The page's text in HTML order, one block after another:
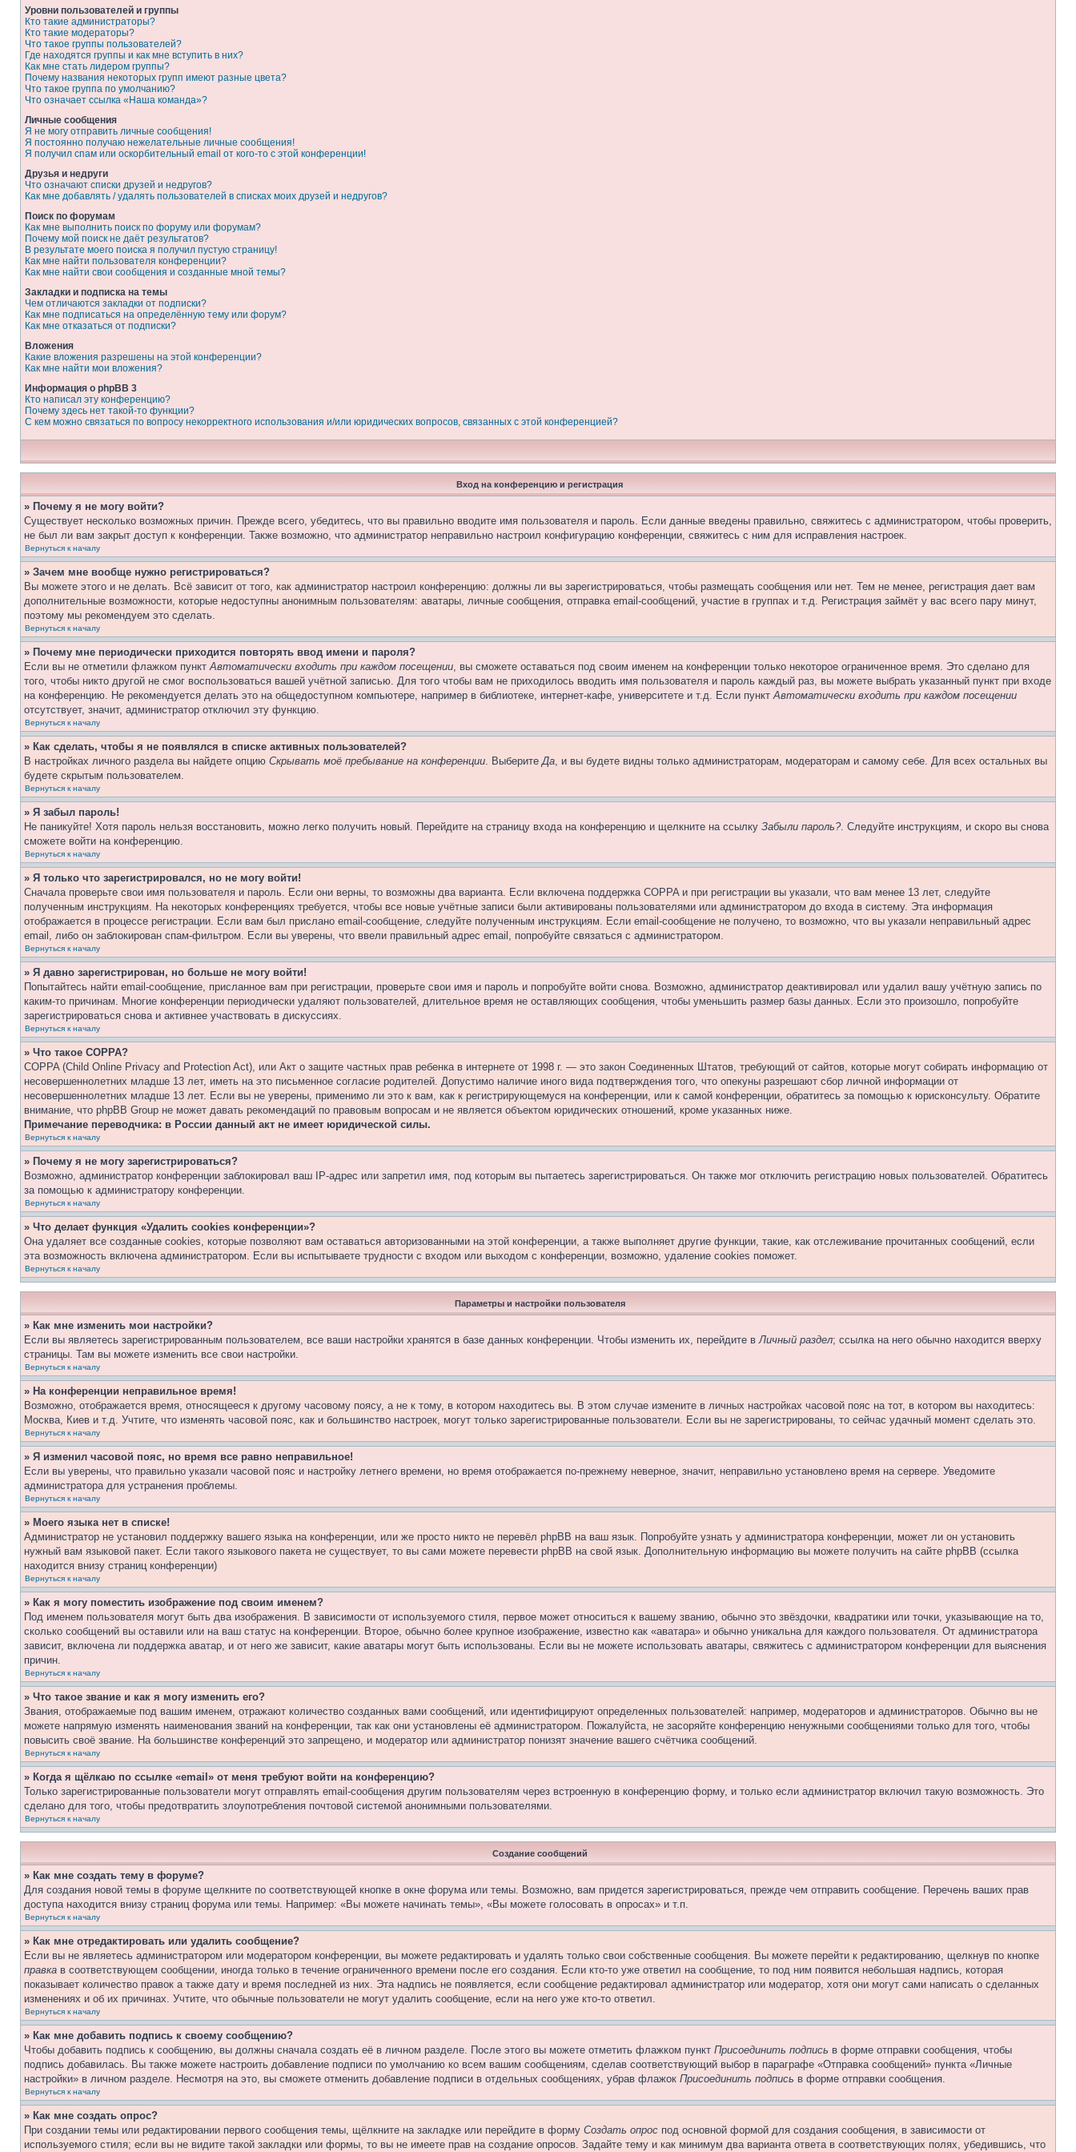
Уровни пользователей и группы
Кто такие администраторы?
Кто такие модераторы?
Что такое группы пользователей?
Где находятся группы и как мне вступить в них?
Как мне стать лидером группы?
Почему названия некоторых групп имеют разные цвета?
Что такое группа по умолчанию?
Что означает ссылка «Наша команда»?
Личные сообщения
Я не могу отправить личные сообщения!
Я постоянно получаю нежелательные личные сообщения!
Я получил спам или оскорбительный email от кого-то с этой конференции!
Друзья и недруги
Что означают списки друзей и недругов?
Как мне добавлять / удалять пользователей в списках моих друзей и недругов?
Поиск по форумам
Как мне выполнить поиск по форуму или форумам?
Почему мой поиск не даёт результатов?
В результате моего поиска я получил пустую страницу!
Как мне найти пользователя конференции?
Как мне найти свои сообщения и созданные мной темы?
Закладки и подписка на темы
Чем отличаются закладки от подписки?
Как мне подписаться на определённую тему или форум?
Как мне отказаться от подписки?
Вложения
Какие вложения разрешены на этой конференции?
Как мне найти мои вложения?
Информация о phpBB 3
Кто написал эту конференцию?
Почему здесь нет такой-то функции?
С кем можно связаться по вопросу некорректного использования и/или юридических вопросов, связанных с этой конференцией?
Вход на конференцию и регистрация
» Почему я не могу войти?
Существует несколько возможных причин. Прежде всего, убедитесь, что вы правильно вводите имя пользователя и пароль. Если данные введены правильно, свяжитесь с администратором, чтобы проверить,
не был ли вам закрыт доступ к конференции. Также возможно, что администратор неправильно настроил конфигурацию конференции, свяжитесь с ним для исправления настроек.
Вернуться к началу
» Зачем мне вообще нужно регистрироваться?
Вы можете этого и не делать. Всё зависит от того, как администратор настроил конференцию: должны ли вы зарегистрироваться, чтобы размещать сообщения или нет. Тем не менее, регистрация дает вам
дополнительные возможности, которые недоступны анонимным пользователям: аватары, личные сообщения, отправка email-сообщений, участие в группах и т.д. Регистрация займёт у вас всего пару минут,
поэтому мы рекомендуем это сделать.
Вернуться к началу
» Почему мне периодически приходится повторять ввод имени и пароля?
Если вы не отметили флажком пунктАвтоматически входить при каждом посещении, вы сможете оставаться под своим именем на конференции только некоторое ограниченное время. Это сделано для
того, чтобы никто другой не смог воспользоваться вашей учётной записью. Для того чтобы вам не приходилось вводить имя пользователя и пароль каждый раз, вы можете выбрать указанный пункт при входе
на конференцию. Не рекомендуется делать это на общедоступном компьютере, например в библиотеке, интернет-кафе, университете и т.д. Если пунктАвтоматически входить при каждом посещении
отсутствует, значит, администратор отключил эту функцию.
Вернуться к началу
» Как сделать, чтобы я не появлялся в списке активных пользователей?
В настройках личного раздела вы найдете опцию Скрывать моё пребывание на конференции. ВыберитеДа, и вы будете видны только администраторам, модераторам и самому себе. Для всех остальных вы
будете скрытым пользователем.
Вернуться к началу
» Я забыл пароль!
Не паникуйте! Хотя пароль нельзя восстановить, можно легко получить новый. Перейдите на страницу входа на конференцию и щелкните на ссылку Забыли пароль?. Следуйте инструкциям, и скоро вы снова
сможете войти на конференцию.
Вернуться к началу
» Я только что зарегистрировался, но не могу войти!
Сначала проверьте свои имя пользователя и пароль. Если они верны, то возможны два варианта. Если включена поддержка COPPA и при регистрации вы указали, что вам менее 13 лет, следуйте
полученным инструкциям. На некоторых конференциях требуется, чтобы все новые учётные записи были активированы пользователями или администратором до входа в систему. Эта информация
отображается в процессе регистрации. Если вам был прислано email-сообщение, следуйте полученным инструкциям. Если email-сообщение не получено, то возможно, что вы указали неправильный адрес
email, либо он заблокирован спам-фильтром. Если вы уверены, что ввели правильный адрес email, попробуйте связаться с администратором.
Вернуться к началу
» Я давно зарегистрирован, но больше не могу войти!
Попытайтесь найти email-сообщение, присланное вам при регистрации, проверьте свои имя и пароль и попробуйте войти снова. Возможно, администратор деактивировал или удалил вашу учётную запись по
каким-то причинам. Многие конференции периодически удаляют пользователей, длительное время не оставляющих сообщения, чтобы уменьшить размер базы данных. Если это произошло, попробуйте
зарегистрироваться снова и активнее участвовать в дискуссиях.
Вернуться к началу
» Что такое COPPA?
COPPA (Child Online Privacy and Protection Act), или Акт о защите частных прав ребенка в интернете от 1998 г. — это закон Соединенных Штатов, требующий от сайтов, которые могут собирать информацию от
несовершеннолетних младше 13 лет, иметь на это письменное согласие родителей. Допустимо наличие иного вида подтверждения того, что опекуны разрешают сбор личной информации от
несовершеннолетних младше 13 лет. Если вы не уверены, применимо ли это к вам, как к регистрирующемуся на конференции, или к самой конференции, обратитесь за помощью к юрисконсульту. Обратите
внимание, что phpBB Group не может давать рекомендаций по правовым вопросам и не является объектом юридических отношений, кроме указанных ниже.
Примечание переводчика: в России данный акт не имеет юридической силы.
Вернуться к началу
» Почему я не могу зарегистрироваться?
Возможно, администратор конференции заблокировал ваш IP-адрес или запретил имя, под которым вы пытаетесь зарегистрироваться. Он также мог отключить регистрацию новых пользователей. Обратитесь
за помощью к администратору конференции.
Вернуться к началу
» Что делает функция «Удалить cookies конференции»?
Она удаляет все созданные cookies, которые позволяют вам оставаться авторизованными на этой конференции, а также выполняет другие функции, такие, как отслеживание прочитанных сообщений, если
эта возможность включена администратором. Если вы испытываете трудности с входом или выходом с конференции, возможно, удаление cookies поможет.
Вернуться к началу
Параметры и настройки пользователя
» Как мне изменить мои настройки?
Если вы являетесь зарегистрированным пользователем, все ваши настройки хранятся в базе данных конференции. Чтобы изменить их, перейдите вЛичный раздел; ссылка на него обычно находится вверху
страницы. Там вы можете изменить все свои настройки.
Вернуться к началу
» На конференции неправильное время!
Возможно, отображается время, относящееся к другому часовому поясу, а не к тому, в котором находитесь вы. В этом случае измените в личных настройках часовой пояс на тот, в котором вы находитесь:
Москва, Киев и т.д. Учтите, что изменять часовой пояс, как и большинство настроек, могут только зарегистрированные пользователи. Если вы не зарегистрированы, то сейчас удачный момент сделать это.
Вернуться к началу
» Я изменил часовой пояс, но время все равно неправильное!
Если вы уверены, что правильно указали часовой пояс и настройку летнего времени, но время отображается по-прежнему неверное, значит, неправильно установлено время на сервере. Уведомите
администратора для устранения проблемы.
Вернуться к началу
» Моего языка нет в списке!
Администратор не установил поддержку вашего языка на конференции, или же просто никто не перевёл phpBB на ваш язык. Попробуйте узнать у администратора конференции, может ли он установить
нужный вам языковой пакет. Если такого языкового пакета не существует, то вы сами можете перевести phpBB на свой язык. Дополнительную информацию вы можете получить на сайте phpBB (ссылка
находится внизу страниц конференции)
Вернуться к началу
» Как я могу поместить изображение под своим именем?
Под именем пользователя могут быть два изображения. В зависимости от используемого стиля, первое может относиться к вашему званию, обычно это звёздочки, квадратики или точки, указывающие на то,
сколько сообщений вы оставили или на ваш статус на конференции. Второе, обычно более крупное изображение, известно как «аватара» и обычно уникальна для каждого пользователя. От администратора
зависит, включена ли поддержка аватар, и от него же зависит, какие аватары могут быть использованы. Если вы не можете использовать аватары, свяжитесь с администратором конференции для выяснения
причин.
Вернуться к началу
» Что такое звание и как я могу изменить его?
Звания, отображаемые под вашим именем, отражают количество созданных вами сообщений, или идентифицируют определенных пользователей: например, модераторов и администраторов. Обычно вы не
можете напрямую изменять наименования званий на конференции, так как они установлены её администратором. Пожалуйста, не засоряйте конференцию ненужными сообщениями только для того, чтобы
повысить своё звание. На большинстве конференций это запрещено, и модератор или администратор понизят значение вашего счётчика сообщений.
Вернуться к началу
» Когда я щёлкаю по ссылке «email» от меня требуют войти на конференцию?
Только зарегистрированные пользователи могут отправлять email-сообщения другим пользователям через встроенную в конференцию форму, и только если администратор включил такую возможность. Это
сделано для того, чтобы предотвратить злоупотребления почтовой системой анонимными пользователями.
Вернуться к началу
Создание сообщений
» Как мне создать тему в форуме?
Для создания новой темы в форуме щелкните по соответствующей кнопке в окне форума или темы. Возможно, вам придется зарегистрироваться, прежде чем отправить сообщение. Перечень ваших прав
доступа находится внизу страниц форума или темы. Например: «Вы можете начинать темы», «Вы можете голосовать в опросах» и т.п.
Вернуться к началу
» Как мне отредактировать или удалить сообщение?
Если вы не являетесь администратором или модератором конференции, вы можете редактировать и удалять только свои собственные сообщения. Вы можете перейти к редактированию, щелкнув по кнопке
правка в соответствующем сообщении, иногда только в течение ограниченного времени после его создания. Если кто-то уже ответил на сообщение, то под ним появится небольшая надпись, которая
показывает количество правок а также дату и время последней из них. Эта надпись не появляется, если сообщение редактировал администратор или модератор, хотя они могут сами написать о сделанных
изменениях и об их причинах. Учтите, что обычные пользователи не могут удалить сообщение, если на него уже кто-то ответил.
Вернуться к началу
» Как мне добавить подпись к своему сообщению?
Чтобы добавить подпись к сообщению, вы должны сначала создать её в личном разделе. После этого вы можете отметить флажком пункт Присоединить подпись в форме отправки сообщения, чтобы
подпись добавилась. Вы также можете настроить добавление подписи по умолчанию ко всем вашим сообщениям, сделав соответствующий выбор в параграфе «Отправка сообщений» пункта «Личные
настройки» в личном разделе. Несмотря на это, вы сможете отменить добавление подписи в отдельных сообщениях, убрав флажок Присоединить подпись в форме отправки сообщения.
Вернуться к началу
» Как мне создать опрос?
При создании темы или редактировании первого сообщения темы, щёлкните на закладке или перейдите в форму Создать опрос под основной формой для создания сообщения, в зависимости от
используемого стиля; если вы не видите такой закладки или формы, то вы не имеете прав на создание опросов. Задайте тему и как минимум два варианта ответа в соответствующих полях, убедившись, что